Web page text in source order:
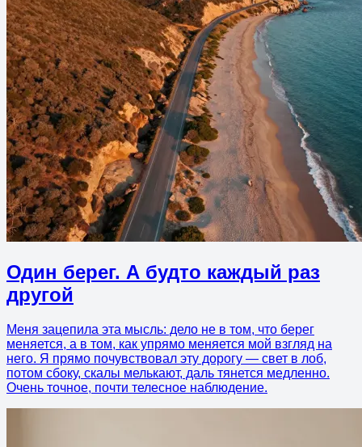
Один берег. А будто каждый раз
другой
Меня зацепила эта мысль: дело не в том, что берег
меняется, а в том, как упрямо меняется мой взгляд на
него. Я прямо почувствовал эту дорогу — свет в лоб,
потом сбоку, скалы мелькают, даль тянется медленно.
Очень точное, почти телесное наблюдение.